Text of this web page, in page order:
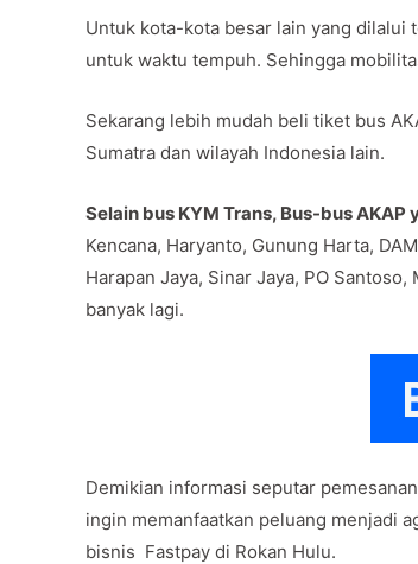
Untuk kota-kota besar lain yang dilalui
untuk waktu tempuh. Sehingga
Sekarang lebih mudah beli tiket bus
Sumatra dan wilayah Indonesia lain.
Selain bus KYM Trans, Bus-bus
Kencana, Haryanto, Gunung Harta,
Harapan Jaya, Sinar Jaya, PO
banyak lagi.
Demikian informasi seputar
ingin memanfaatkan peluang menjadi
bisnis Fastpay di Rokan Hulu.